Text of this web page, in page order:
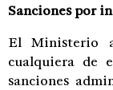
Sanciones por
El Ministerio
cualquiera de
sanciones